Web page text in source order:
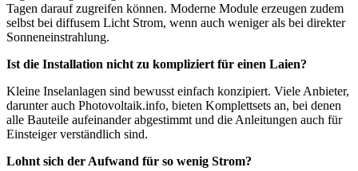
Tagen darauf zugreifen können. Moderne Module erzeugen zudem
selbst bei diffusem Licht Strom, wenn auch weniger als bei direkter
Sonneneinstrahlung.
Ist die Installation nicht zu kompliziert für einen Laien?
Kleine Inselanlagen sind bewusst einfach konzipiert. Viele Anbieter,
darunter auch Photovoltaik.info, bieten Komplettsets an, bei denen
alle Bauteile aufeinander abgestimmt und die Anleitungen auch für
Einsteiger verständlich sind.
Lohnt sich der Aufwand für so wenig Strom?